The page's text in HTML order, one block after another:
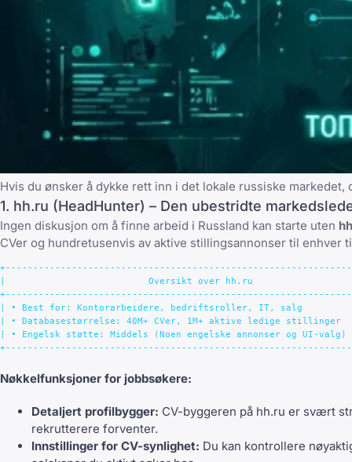
Hvis du ønsker å dykke rett inn i det lokale russiske
1. hh.ru (HeadHunter) – Den ubestridte
Ingen diskusjon om å finne arbeid i Russland kan starte uten
CVer og hundretusenvis av aktive stillingsannonser til enhver
|                          Oversikt over hh.ru
| • Best for: Kontorarbeidere, bedriftsroller, IT, salg
| • Databasestørrelse: 40M+ CVer, 1M+ aktive ledige
| • Engelsk støtte: Middels (Noen engelske annonser og UI-
Nøkkelfunksjoner for jobbsøkere:
Detaljert profilbygger: CV-byggeren på hh.ru er svært
rekrutterere forventer.
Innstillinger for CV-synlighet: Du kan kontrollere